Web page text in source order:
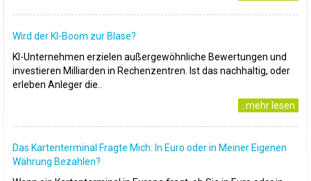
Wird der KI-Boom zur Blase?
KI-Unternehmen erzielen außergewöhnliche Bewertungen und
investieren Milliarden in Rechenzentren. Ist das nachhaltig, oder
erleben Anleger die..
..mehr lesen
Das Kartenterminal Fragte Mich: In Euro oder in Meiner Eigenen
Währung Bezahlen?